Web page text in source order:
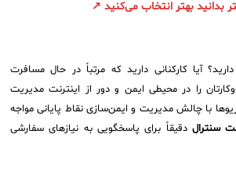
بدانید بهتر انتخاب می‌کنید ↗
آیا کارکنانی دارید که مرتباً در حال مسافرت
را در محیطی ایمن و دور از اینترنت مدیریت
با چالش مدیریت و ایمن‌سازی نقاط پایانی مواجه
سنترال دقیقاً برای پاسخگویی به نیازهای سفارشی